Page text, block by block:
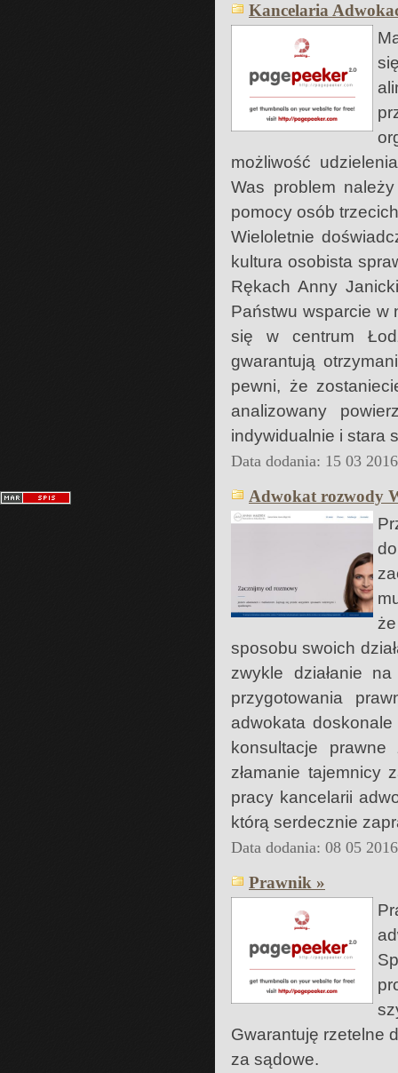
Kancelaria
możliwość
Was problem
pomocy osób
Wieloletnie
kultura osobista
Rękach Anny
Państwu wsparcie w
się w centrum
gwarantują
pewni, że
analizowany
indywidualnie i stara
Data dodania: 15 03
Adwokat rozwody
sposobu swoich
zwykle działanie
przygotowania
adwokata
konsultacje
złamanie tajemnicy
pracy kancelarii
którą serdecznie
Data dodania: 08 05
Prawnik »
Gwarantuję rzetelne
za sądowe.